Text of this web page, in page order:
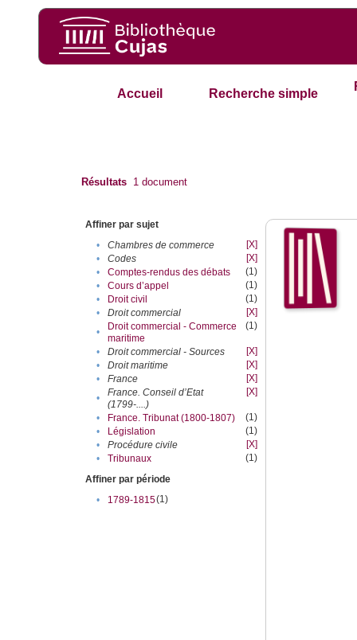
Accueil Recherche simple
Résultats 1 document
Affiner par sujet
•
Chambres de commerce
[X]
•
Codes
[X]
•
Comptes-rendus des débats
(1)
•
Cours d’appel
(1)
•
Droit civil
(1)
•
Droit commercial
[X]
•
Droit commercial - Commerce
maritime
(1)
• Droit commercial - Sources
[X]
•
Droit maritime
[X]
•
France
[X]
•
France. Conseil d’Etat
(1799-....)
[X]
• France. Tribunat (1800-1807)
(1)
•
Législation
(1)
•
Procédure civile
[X]
•
Tribunaux
(1)
Affiner par période
•
1789-1815(1)